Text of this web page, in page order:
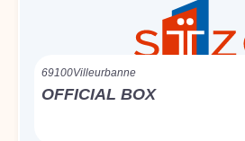
69100Villeurbanne
OFFICIAL BOX